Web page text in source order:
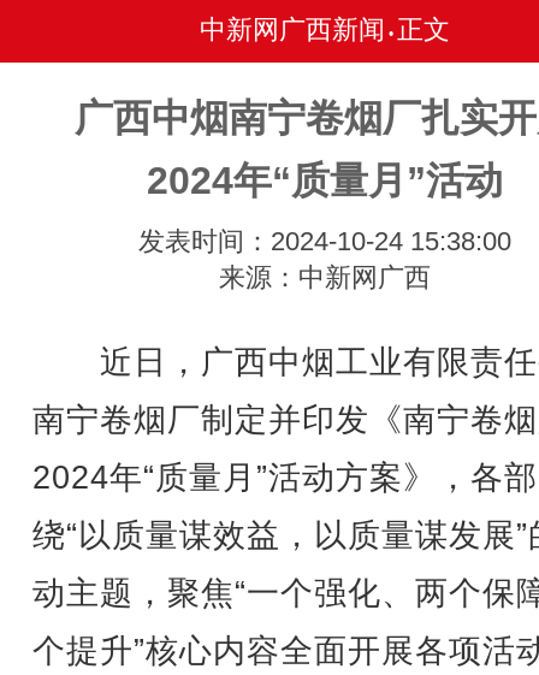
中新网广西新闻 • 正文
广西中烟南宁卷烟厂扎实
2024年“质量月”活动
发表时间：2024-10-24 15:38:00
来源：中新网广西
近日，广西中烟工业有限责
南宁卷烟厂制定并印发《南宁卷
2024年“质量月”活动方案》，各
绕“以质量谋效益，以质量谋发展”
动主题，聚焦“一个强化、两个保
个提升”核心内容全面开展各项活